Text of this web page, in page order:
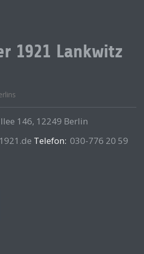
1921 Lankwitz
146, 12249 Berlin
Telefon: 030-776 20 59